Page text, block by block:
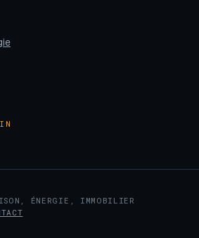
ÉNERGIE, IMMOBILIER